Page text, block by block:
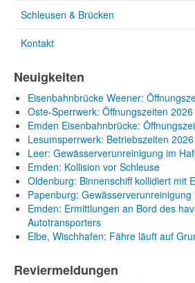
Schleusen & Brücken
Kontakt
Neuigkeiten
Eisenbahnbrücke Weener:
Oste-Sperrwerk: Öffnungszeiten 2026
Emden Eisenbahnbrücke:
Lesumsperrwerk: Betriebszeiten 2026
Leer: Gewässerverunreinigung im
Emden: Kollision vor Schleuse
Oldenburg: Binnenschiff kollidiert mit
Papenburg: Gewässerverunreinigung
Emden: Ermittlungen an Bord des
Autotransporters
Elbe, Wischhafen: Fähre läuft auf
Reviermeldungen